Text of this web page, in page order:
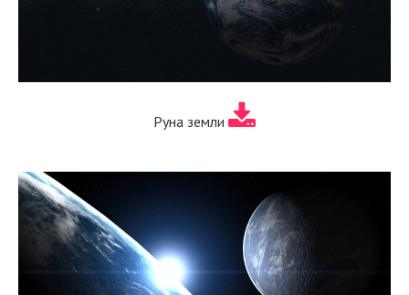
Руна земли